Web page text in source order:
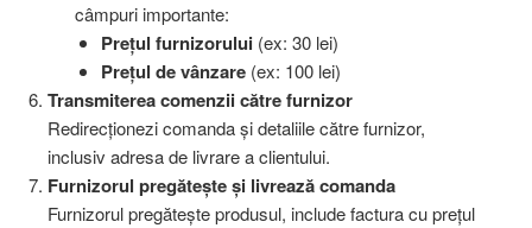
câmpuri importante:
Prețul furnizorului (ex: 30 lei)
Prețul de vânzare (ex: 100 lei)
Transmiterea comenzii către furnizor
Redirecționezi comanda și detaliile către furnizor,
inclusiv adresa de livrare a clientului.
Furnizorul pregătește și livrează comanda
Furnizorul pregătește produsul, include factura cu prețul